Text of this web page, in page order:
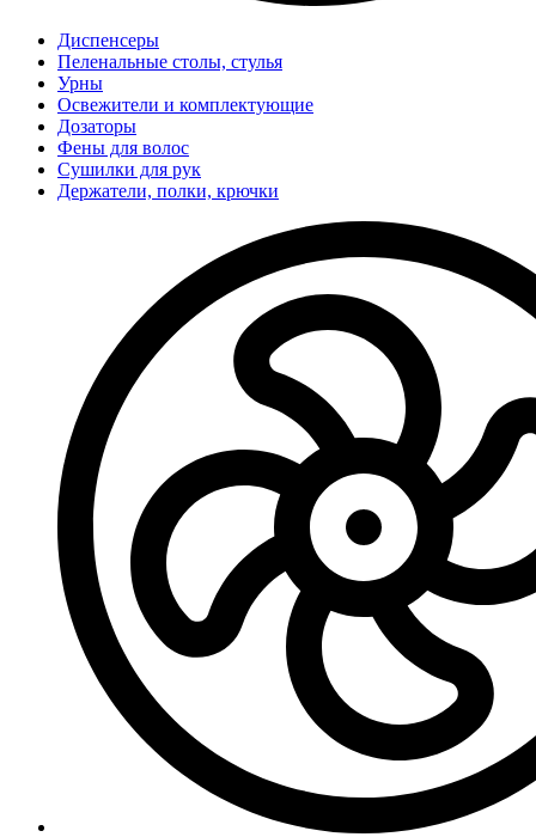
Диспенсеры
Пеленальные столы, стулья
Урны
Освежители и комплектующие
Дозаторы
Фены для волос
Сушилки для рук
Держатели, полки, крючки